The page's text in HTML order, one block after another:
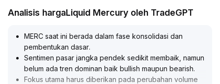
Analisis hargaLiquid Mercury oleh TradeGPT
MERC saat ini berada dalam fase konsolidasi dan
pembentukan dasar.
Sentimen pasar jangka pendek sedikit membaik, namun
belum ada tren dominan baik bullish maupun bearish.
Fokus utama harus diberikan pada perubahan volume